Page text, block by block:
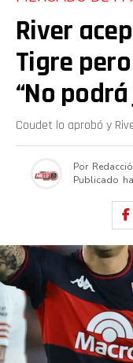
River
Tigre
“No
Coudet lo aprobó y
Por
Publicado